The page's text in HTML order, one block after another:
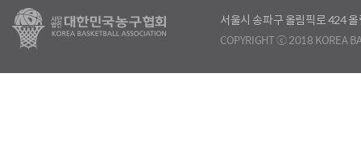
서울시 송파구 올림픽로 424
COPYRIGHT ⓒ 2018 KOREA